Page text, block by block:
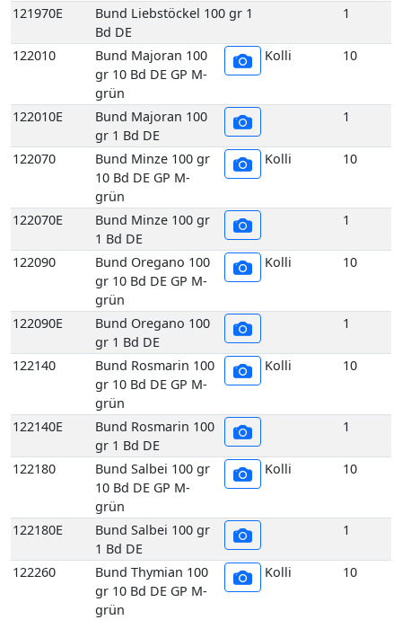
121970E
Bund Liebstöckel 100 gr 1
Bd DE
1
122010
Bund Majoran 100
gr 10 Bd DE GP M-
grün
Kolli 10
122010E
Bund Majoran 100
gr 1 Bd DE
1
122070
Bund Minze 100 gr
10 Bd DE GP M-
grün
Kolli 10
122070E
Bund Minze 100 gr
1 Bd DE
1
122090
Bund Oregano 100
gr 10 Bd DE GP M-
grün
Kolli 10
122090E
Bund Oregano 100
gr 1 Bd DE
1
122140
Bund Rosmarin 100
gr 10 Bd DE GP M-
grün
Kolli 10
122140E
Bund Rosmarin 100
gr 1 Bd DE
1
122180
Bund Salbei 100 gr
10 Bd DE GP M-
grün
Kolli 10
122180E
Bund Salbei 100 gr
1 Bd DE
1
122260
Bund Thymian 100
gr 10 Bd DE GP M-
grün
Kolli 10